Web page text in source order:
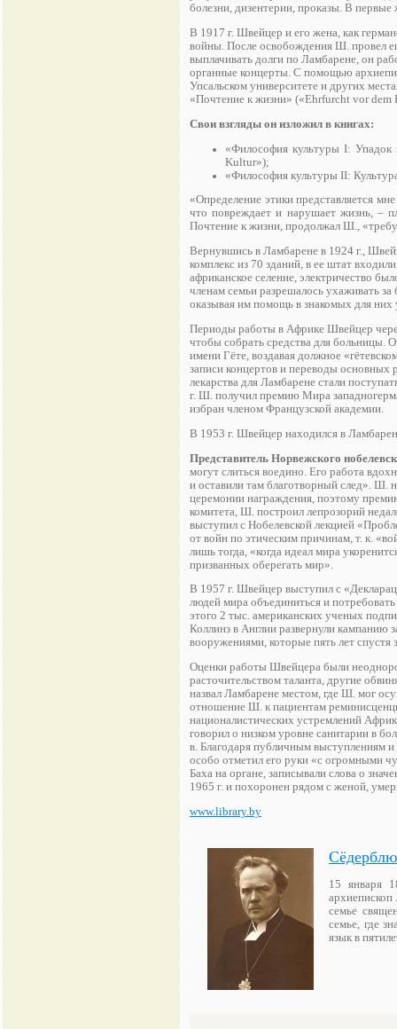
болезни, дизентерии, проказы. В
В 1917 г. Швейцер и его жена, как
войны. После освобождения Ш. провел
выплачивать долги по Ламбарене, он
органные концерты. С помощью
Упсальском университете и других
«Почтение к жизни» («Ehrfurcht vor dem
Свои взгляды он изложил в книгах:
«Философия культуры I: Упадок
Kultur»);
«Философия культуры II:
«Определение этики представляется
что повреждает и нарушает жизнь, –
Почтение к жизни, продолжал Ш.,
Вернувшись в Ламбарене в 1924 г.,
комплекс из 70 зданий, в ее штат
африканское селение, электричество
членам семьи разрешалось ухаживать
оказывая им помощь в знакомых для них
Периоды работы в Африке Швейцер
чтобы собрать средства для больницы.
имени Гёте, воздавая должное
записи концертов и переводы основных
лекарства для Ламбарене стали
г. Ш. получил премию Мира
избран членом Французской академии.
В 1953 г. Швейцер находился в
Представитель Норвежского
могут слиться воедино. Его работа
и оставили там благотворный след». Ш.
церемонии награждения, поэтому
комитета, Ш. построил лепрозорий
выступил с Нобелевской лекцией
от войн по этическим причинам, т. к.
лишь тогда, «когда идеал мира
призванных оберегать мир».
В 1957 г. Швейцер выступил с
людей мира объединиться и
этого 2 тыс. американских ученых
Коллинз в Англии развернули кампанию
вооружениями, которые пять лет
Оценки работы Швейцера были
расточительством таланта, другие
назвал Ламбарене местом, где Ш. мог
отношение Ш. к пациентам
националистических устремлений
говорил о низком уровне санитарии в
в. Благодаря публичным выступлениям
особо отметил его руки «с огромными
Баха на органе, записывали слова о
1965 г. и похоронен рядом с женой,
www.library.by
15 января
семье
семье, где
язык в